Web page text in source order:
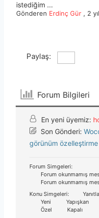
istediğim ...
Gönderen Erdinç Gür , 2
Paylaş:
Forum Bilgileri
En yeni üyemiz:
Son Gönderi:
görünüm özelleştirme
Forum Simgeleri:
Forum okunmamış
Forum okunmamış
Konu Simgeleri:
Yeni
Yapışkan
Özel
Kapalı